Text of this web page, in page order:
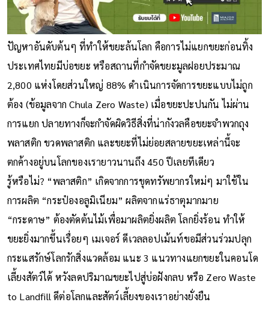
ปัญหาอันดับต้นๆ ที่ทำให้ขยะล้นโลก คือการไม่แยกขยะก่อนทิ้ง
ประเทศไทยมีบ่อขยะ หรือสถานที่กำจัดขยะมูลฝอยประมาณ
2,800 แห่งโดยส่วนใหญ่ 88% ดำเนินการจัดการขยะแบบไม่ถูก
ต้อง (ข้อมูลจาก Chula Zero Waste) เมื่อขยะปะปนกัน ไม่ผ่าน
การแยก ปลายทางก็จะกำจัดผิดวิธีสิ่งที่น่ากังวลคือขยะจำพวกถุง
พลาสติก ขวดพลาสติก และขยะที่ไม่ย่อยสลายขยะเหล่านี้จะ
ตกค้างอยู่บนโลกของเรายาวนานถึง 450 ปีเลยทีเดียว
รู้หรือไม่? “พลาสติก” เกิดจากการขุดทรัพยากรใหม่ๆ มาใช้ใน
การผลิต “กระป๋องอลูมิเนียม” ผลิตจากแร่ธาตุมากมาย
“กระดาษ” ต้องตัดต้นไม้เพื่อมาผลิตยิ่งผลิต โลกยิ่งร้อน ทำให้
ขยะยิ่งมากขึ้นเรื่อยๆ เมเจอร์ ดีเวลลอปเม้นท์ขอมีส่วนร่วมปลุก
กระแสรักษ์โลกรักสิ่งแวดล้อม แนะ 3 แนวทางแยกขยะในคอนโด
เลี้ยงสัตว์ได้ หวังลดปริมาณขยะไปสู่บ่อฝังกลบ หรือ Zero Waste
to Landfill ดีต่อโลกและสัตว์เลี้ยงของเราอย่างยั่งยืน